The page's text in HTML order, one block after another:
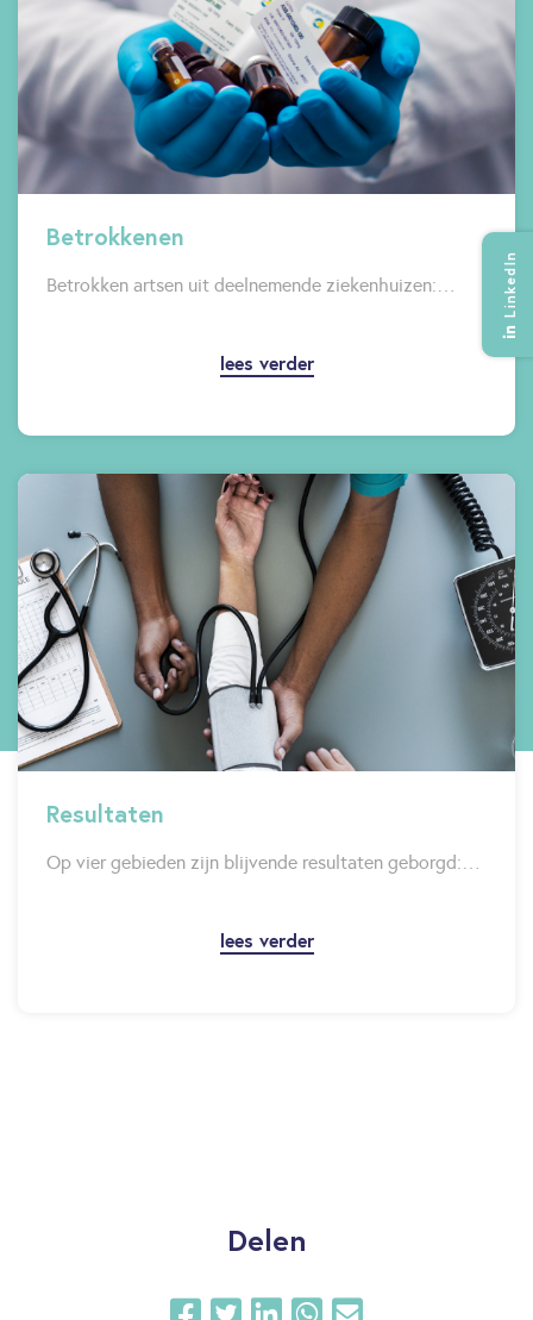
LinkedIn
Betrokkenen
Betrokken artsen uit deelnemende ziekenhuizen:…
lees verder
Resultaten
Op vier gebieden zijn blijvende resultaten geborgd:…
lees verder
Delen